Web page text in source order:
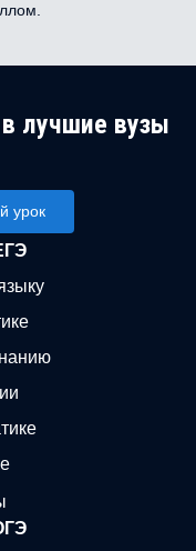
лучшие вузы
урок